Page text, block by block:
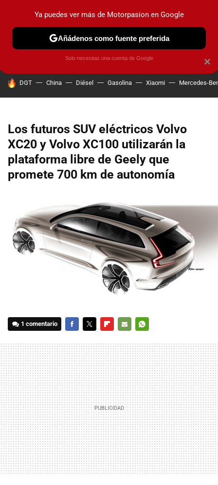
PRUEBAS COCHES ELÉCTRICOS OBSERVATORIO
HOY SE HABLA DE
DGT China Diésel Gasolina Xiaomi Mercedes-
Los futuros SUV eléctricos Volvo
XC20 y Volvo XC100 utilizarán la
plataforma libre de Geely que
promete 700 km de autonomía
1 comentario
MAIL
×
Ya puedes ver más de Motorpasion en Google
Añádenos como fuente preferida
Solo necesitas una cuenta de Google